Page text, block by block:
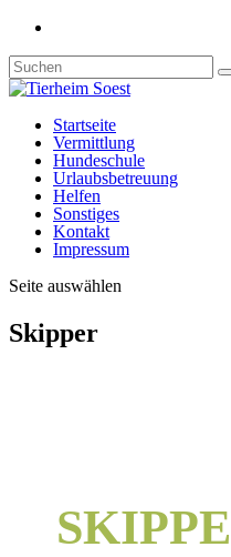
Startseite
Vermittlung
Hundeschule
Urlaubsbetreuung
Helfen
Sonstiges
Kontakt
Impressum
Seite auswählen
Skipper